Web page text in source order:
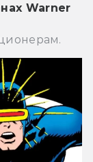
Warner